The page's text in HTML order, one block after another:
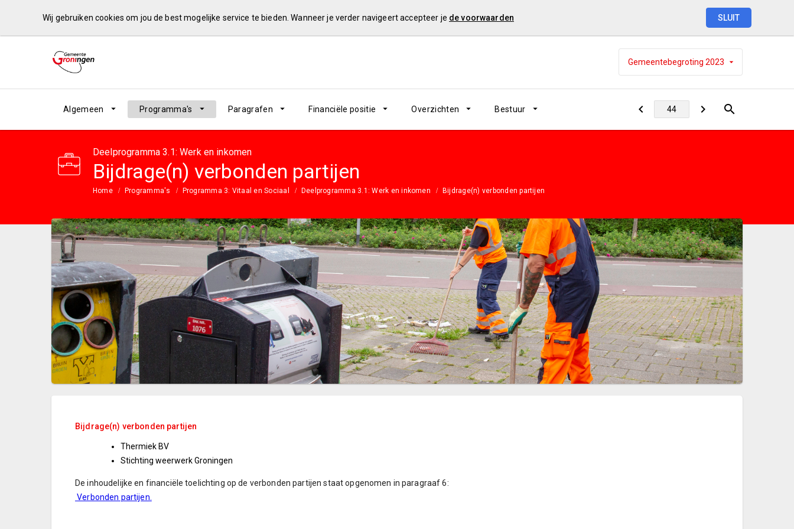
Wij gebruiken cookies om jou de best mogelijke service te bieden. Wanneer je verder navigeert accepteer je de voorwaarden SLUIT
Gemeentebegroting 2023
Algemeen Programma's Paragrafen Financiële positie Overzichten Bestuur
Deelprogramma 3.1: Werk en inkomen
Bijdrage(n) verbonden partijen
Home Programma's Programma 3: Vitaal en Sociaal Deelprogramma 3.1: Werk en inkomen Bijdrage(n) verbonden partijen
Bijdrage(n) verbonden partijen
Thermiek BV
Stichting weerwerk Groningen
De inhoudelijke en financiële toelichting op de verbonden partijen staat opgenomen in paragraaf 6:
Verbonden partijen